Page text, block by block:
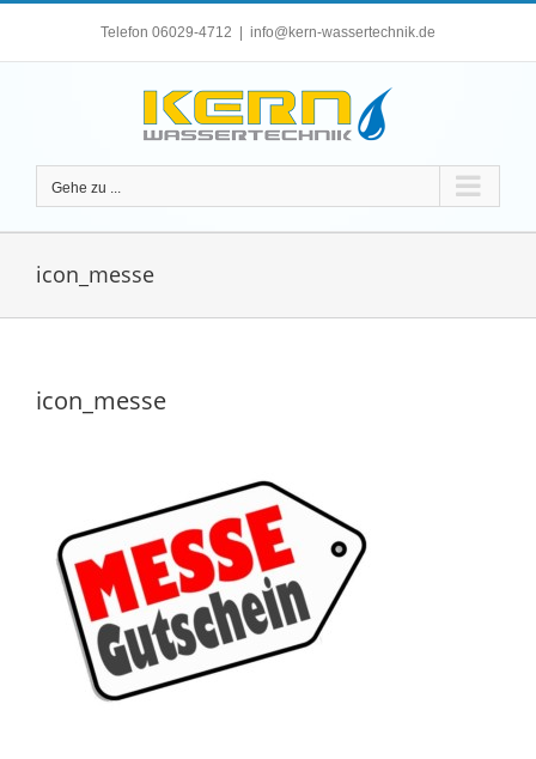
Telefon 06029-4712 info@kern-wassertechnik.de
Gehe zu ...
icon_messe
icon_messe